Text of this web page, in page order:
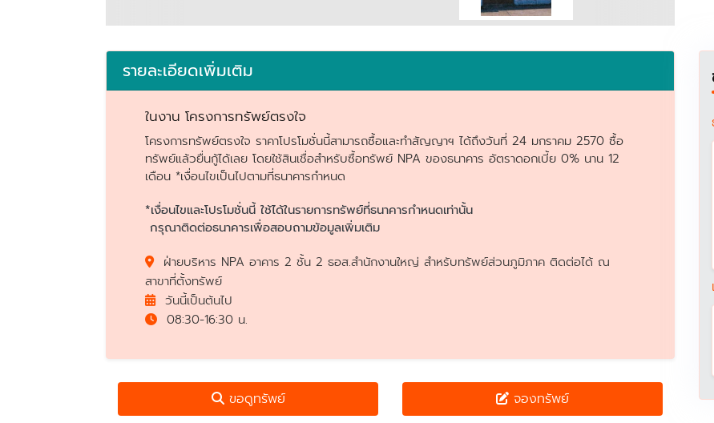
รายละเอียดเพิ่มเติม
ในงาน โครงการทรัพย์ตรงใจ
โครงการทรัพย์ตรงใจ ราคาโปรโมชั่นนี้สามารถซื้อและทำสัญญาฯ ได้ถึงวันที่ 24 มกราคม 2570 ซื้อ
ทรัพย์แล้วยื่นกู้ได้เลย โดยใช้สินเชื่อสำหรับซื้อทรัพย์ NPA ของธนาคาร อัตราดอกเบี้ย 0% นาน 12
เดือน *เงื่อนไขเป็นไปตามที่ธนาคารกำหนด
*เงื่อนไขและโปรโมชั่นนี้ ใช้ได้ในรายการทรัพย์ที่ธนาคารกำหนดเท่านั้น
กรุณาติดต่อธนาคารเพื่อสอบถามข้อมูลเพิ่มเติม
ฝ่ายบริหาร NPA อาคาร 2 ชั้น 2 ธอส.สำนักงานใหญ่ สำหรับทรัพย์ส่วนภูมิภาค ติดต่อได้ ณ
สาขาที่ตั้งทรัพย์
วันนี้เป็นต้นไป
08:30-16:30 น.
ขอดูทรัพย์ จองทรัพย์